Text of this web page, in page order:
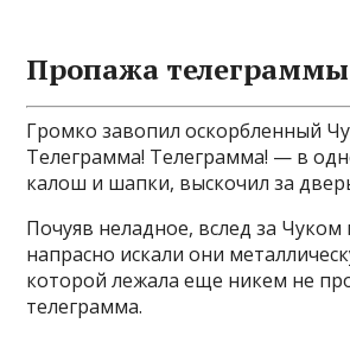
Пропажа телеграммы
Громко завопил оскорбленный
Телеграмма! Телеграмма! — в
калош и шапки, выскочил за
Почуяв неладное, вслед за Чуком
напрасно искали они
которой лежала еще никем не
телеграмма.